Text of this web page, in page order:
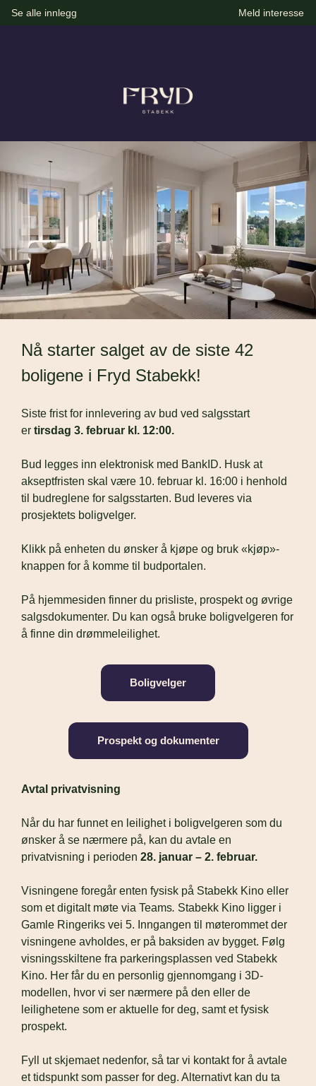
Se alle innlegg Meld interesse
Nå starter salget av de siste 42
boligene i Fryd Stabekk!
Siste frist for innlevering av bud ved salgsstart
er tirsdag 3. februar kl. 12:00.
Bud legges inn elektronisk med BankID. Husk at
akseptfristen skal være 10. februar kl. 16:00 i henhold
til budreglene for salgsstarten. Bud leveres via
prosjektets boligvelger.
Klikk på enheten du ønsker å kjøpe og bruk «kjøp»-
knappen for å komme til budportalen.
På hjemmesiden finner du prisliste, prospekt og øvrige
salgsdokumenter. Du kan også bruke boligvelgeren for
å finne din drømmeleilighet.
Boligvelger
Prospekt og dokumenter
Avtal privatvisning
Når du har funnet en leilighet i boligvelgeren som du
ønsker å se nærmere på, kan du avtale en
privatvisning i perioden 28. januar – 2. februar.
Visningene foregår enten fysisk på Stabekk Kino eller
som et digitalt møte via Teams. Stabekk Kino ligger i
Gamle Ringeriks vei 5. Inngangen til møterommet der
visningene avholdes, er på baksiden av bygget. Følg
visningsskiltene fra parkeringsplassen ved Stabekk
Kino. Her får du en personlig gjennomgang i 3D-
modellen, hvor vi ser nærmere på den eller de
leilighetene som er aktuelle for deg, samt et fysisk
prospekt.
Fyll ut skjemaet nedenfor, så tar vi kontakt for å avtale
et tidspunkt som passer for deg. Alternativt kan du ta